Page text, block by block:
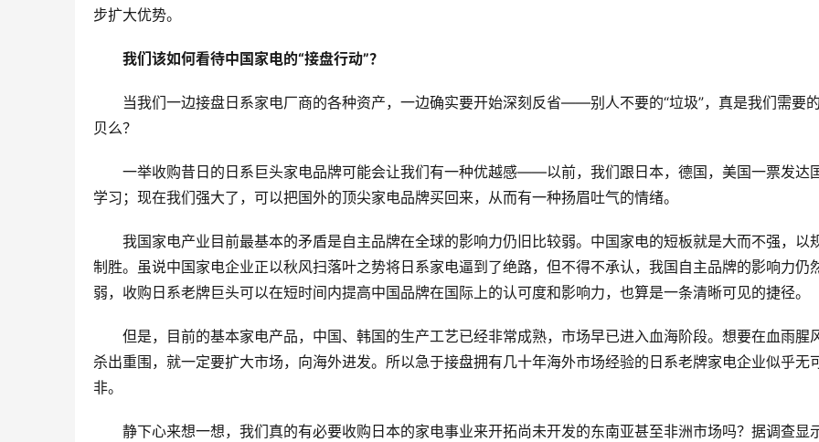
步扩大优势。
我们该如何看待中国家电的“接盘行动”？
当我们一边接盘日系家电厂商的各种资产，一边确实要开始深刻反省——别人不要的“垃圾”，真是我们需要
贝么？
一举收购昔日的日系巨头家电品牌可能会让我们有一种优越感——以前，我们跟日本，德国，美国一票发达
学习；现在我们强大了，可以把国外的顶尖家电品牌买回来，从而有一种扬眉吐气的情绪。
我国家电产业目前最基本的矛盾是自主品牌在全球的影响力仍旧比较弱。中国家电的短板就是大而不强，以
制胜。虽说中国家电企业正以秋风扫落叶之势将日系家电逼到了绝路，但不得不承认，我国自主品牌的影响力仍
弱，收购日系老牌巨头可以在短时间内提高中国品牌在国际上的认可度和影响力，也算是一条清晰可见的捷径。
但是，目前的基本家电产品，中国、韩国的生产工艺已经非常成熟，市场早已进入血海阶段。想要在血雨腥
杀出重围，就一定要扩大市场，向海外进发。所以急于接盘拥有几十年海外市场经验的日系老牌家电企业似乎无
非。
静下心来想一想，我们真的有必要收购日本的家电事业来开拓尚未开发的东南亚甚至非洲市场吗？据调查显